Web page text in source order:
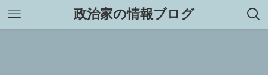
政治家の情報ブログ